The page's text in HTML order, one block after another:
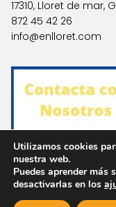
17310, Lloret de mar,
872 45 42 26
info@enlloret.com
Agencias en
Utilizamos cookies
nuestra web.
Puedes aprender más
desactivarlas en los